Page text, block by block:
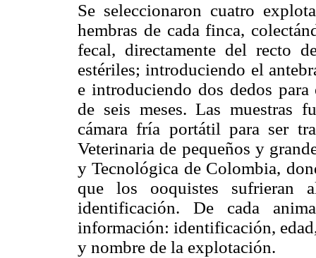
Se seleccionaron cuatro
hembras de cada finca,
fecal, directamente del recto
estériles; introduciendo el
e introduciendo dos dedos
de seis meses. Las muestras
cámara fría portátil para ser
Veterinaria de pequeños y
y Tecnológica de Colombia,
que los ooquistes sufrieran
identificación. De cada
información: identificación,
y nombre de la explotación.